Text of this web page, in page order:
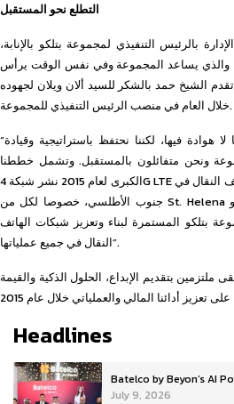
التطلع نحو المستقبل
بالرئيس التنفيذي لمجموعة بتلكو بالإنابة،
والذي يساعد المجموعة وفي نفس الوقت يرأس
الشيخ حمد بالشكر للسيد ألان ويلان لجهوده
خلال العام في منصب الرئيس التنفيذي للمجموعة.
“إن التحديات التي تشهدها صناعتنا لا هوادة فيها، لكننا نحتفظ باستراتيجية وقيادة
ونحن متفائلون بالمستقبل. وتشمل خططنا
الكبرى لعام 2015 نشر شبكة 4G LTE لتلبية احتياجات زبائننا لخدمات الهاتف النقال في
جنوب الأطلسي، خصوصا لكل من St. Helena و Ascension Island . ويمثل هذا
بتلكو المستمرة لبناء وتعزيز شبكات الهاتف
النقال في جميع عملياتها”.
ملتزمين بتقديم الإبداع، الحلول الذكية والقيمة
Headlines
Batelco by Beyon’s AI
July 9, 2026